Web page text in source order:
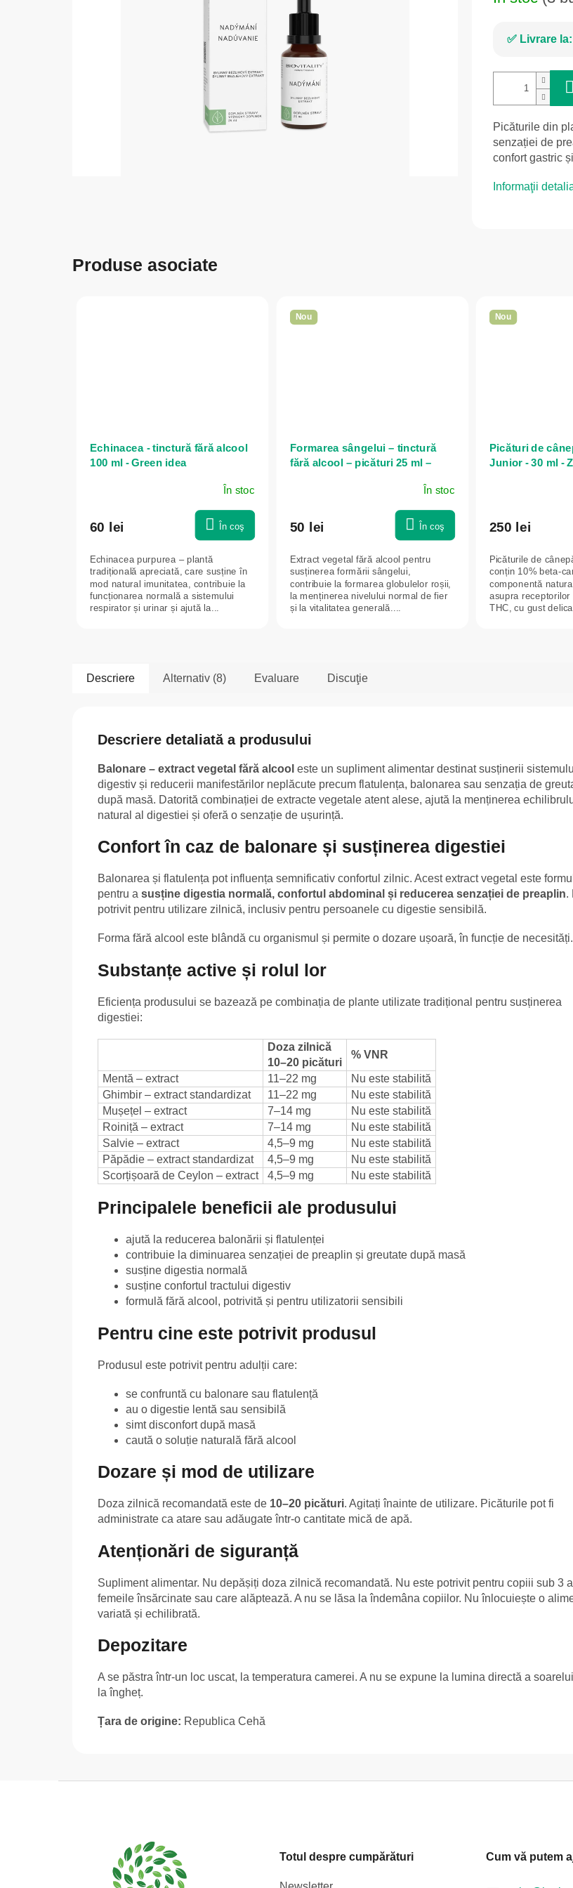
Livrare la:
Picăturile din
senzației de
confort gastric
Informaţii
Produse asociate
Echinacea - tinctură fără alcool
100 ml - Green idea
În stoc
60 lei În coş
Echinacea purpurea – plantă
tradițională apreciată, care susține în
mod natural imunitatea, contribuie la
funcționarea normală a sistemului
respirator și urinar și ajută la...
Nou
Formarea sângelui – tinctură
fără alcool – picături 25 ml –
În stoc
50 lei În coş
Extract vegetal fără alcool pentru
susținerea formării sângelui,
contribuie la formarea globulelor roșii,
la menținerea nivelului normal de fier
și la vitalitatea generală....
Nou
Picături de
Junior - 30 ml -
250 lei
Picăturile de
conțin 10% beta-
componentă
asupra receptorilor
THC, cu gust
Descriere Alternativ (8) Evaluare Discuţie
Descriere detaliată a produsului
Balonare – extract vegetal fără alcool este un supliment alimentar destinat susținerii
digestiv și reducerii manifestărilor neplăcute precum flatulența, balonarea sau senzația de
după masă. Datorită combinației de extracte vegetale atent alese, ajută la menținerea
natural al digestiei și oferă o senzație de ușurință.
Confort în caz de balonare și susținerea digestiei
Balonarea și flatulența pot influența semnificativ confortul zilnic. Acest extract vegetal este
pentru a susține digestia normală, confortul abdominal și reducerea senzației de preaplin.
potrivit pentru utilizare zilnică, inclusiv pentru persoanele cu digestie sensibilă.
Forma fără alcool este blândă cu organismul și permite o dozare ușoară, în funcție de necesități.
Substanțe active și rolul lor
Eficiența produsului se bazează pe combinația de plante utilizate tradițional pentru susținerea
digestiei:
Doza zilnică
10–20 picături
% VNR
Mentă – extract
11–22 mg
Nu este stabilită
Ghimbir – extract standardizat
11–22 mg
Nu este stabilită
Mușețel – extract
7–14 mg
Nu este stabilită
Roiniță – extract
7–14 mg
Nu este stabilită
Salvie – extract
4,5–9 mg
Nu este stabilită
Păpădie – extract standardizat
4,5–9 mg
Nu este stabilită
Scorțișoară de Ceylon – extract
4,5–9 mg Nu este stabilită
Principalele beneficii ale produsului
ajută la reducerea balonării și flatulenței
contribuie la diminuarea senzației de preaplin și greutate după masă
susține digestia normală
susține confortul tractului digestiv
formulă fără alcool, potrivită și pentru utilizatorii sensibili
Pentru cine este potrivit produsul
Produsul este potrivit pentru adulții care:
se confruntă cu balonare sau flatulență
au o digestie lentă sau sensibilă
simt disconfort după masă
caută o soluție naturală fără alcool
Dozare și mod de utilizare
Doza zilnică recomandată este de 10–20 picături. Agitați înainte de utilizare. Picăturile pot fi
administrate ca atare sau adăugate într-o cantitate mică de apă.
Atenționări de siguranță
Supliment alimentar. Nu depășiți doza zilnică recomandată. Nu este potrivit pentru copiii sub 3
femeile însărcinate sau care alăptează. A nu se lăsa la îndemâna copiilor. Nu înlocuiește o
variată și echilibrată.
Depozitare
A se păstra într-un loc uscat, la temperatura camerei. A nu se expune la lumina directă a
la îngheț.
Țara de origine: Republica Cehă
Totul despre cumpărături Cum vă putem